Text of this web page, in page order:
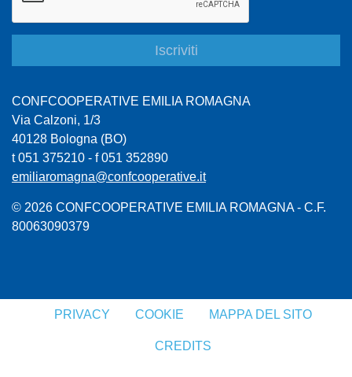
CONFCOOPERATIVE EMILIA ROMAGNA
Via Calzoni, 1/3
40128 Bologna (BO)
t 051 375210 - f 051 352890
emiliaromagna@confcooperative.it
© 2026 CONFCOOPERATIVE EMILIA ROMAGNA - C.F.
80063090379
PRIVACY COOKIE MAPPA DEL SITO
CREDITS